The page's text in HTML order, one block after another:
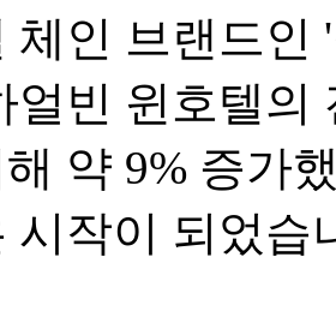
체인 브랜드인
얼빈 윈호텔의
약 9% 증가
시작이 되었습